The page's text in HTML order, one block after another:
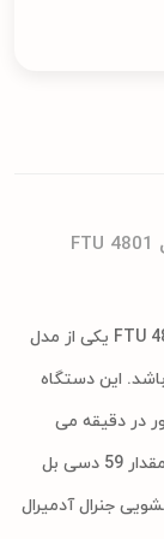
8 کیلویی جنرال آدمیرال مدل FTU 4801 یکی از مدل
این دستگاه
با قدرت بالا با سرعت چرخش 1400 دور در دقیقه می
باشد. این دستگاه کاملا بدون لرزش و با صدایی به مقدار 59 دسی بل
جنرال آدمیرال